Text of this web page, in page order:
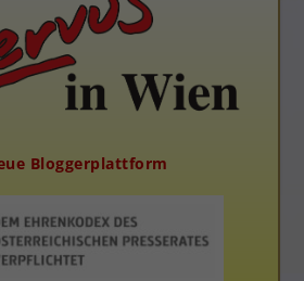
Bloggerplattform